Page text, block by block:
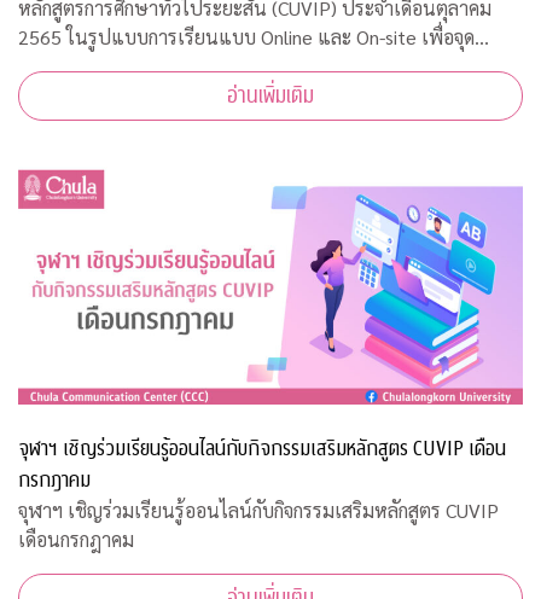
หลักสูตรการศึกษาทั่วไประยะสั้น (CUVIP) ประจำเดือนตุลาคม
2565 ในรูปแบบการเรียนแบบ Online และ On-site เพื่อจุด
ประกายการเรียนรู้อย่างสร้างสรรค์ เสริมสร้างแรงบันดาลใจในการ
พัฒนาตนเอง เตรียมพร้อมสู่โลกการทำ
อ่านเพิ่มเติม
จุฬาฯ เชิญร่วมเรียนรู้ออนไลน์กับกิจกรรมเสริมหลักสูตร CUVIP เดือน
กรกฎาคม
จุฬาฯ เชิญร่วมเรียนรู้ออนไลน์กับกิจกรรมเสริมหลักสูตร CUVIP
เดือนกรกฎาคม